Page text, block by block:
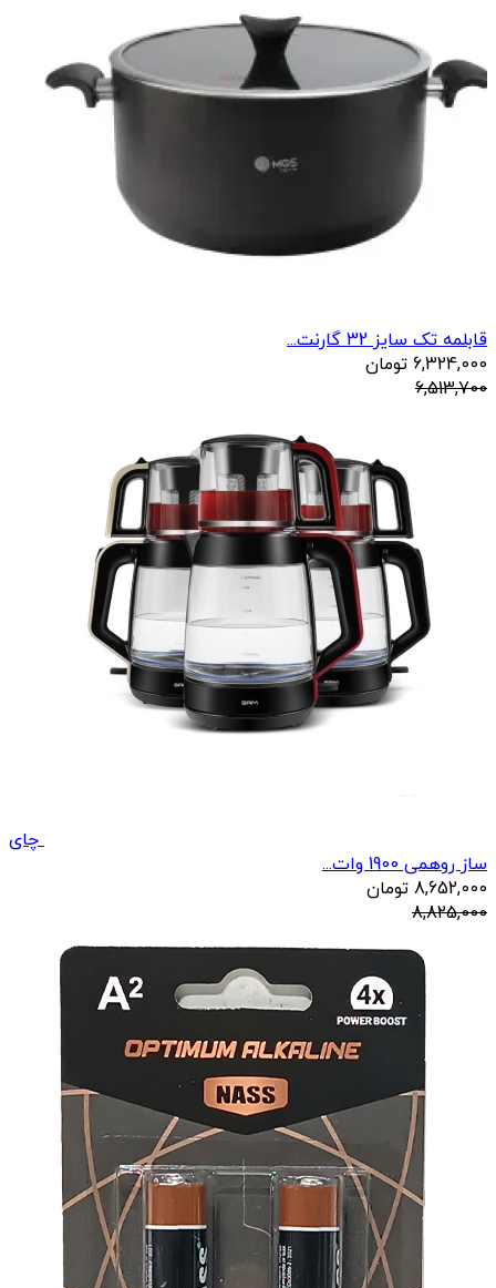
قابلمه تک سایز 32 گارنت...
6,324,000 تومان
6,513,700
چای
ساز روهمی 1900 وات...
8,652,000 تومان
8,825,000